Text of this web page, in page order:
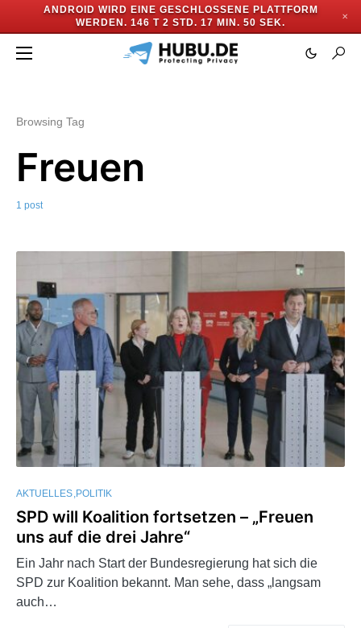
ANDROID WIRD EINE GESCHLOSSENE PLATTFORM
WERDEN. 146 T 2 STD. 17 MIN. 50 SEK.
✕
Browsing Tag
Freuen
1 post
AKTUELLES POLITIK
SPD will Koalition fortsetzen – „Freuen
uns auf die drei Jahre“
Ein Jahr nach Start der Bundesregierung hat sich die
SPD zur Koalition bekannt. Man sehe, dass „langsam
auch…